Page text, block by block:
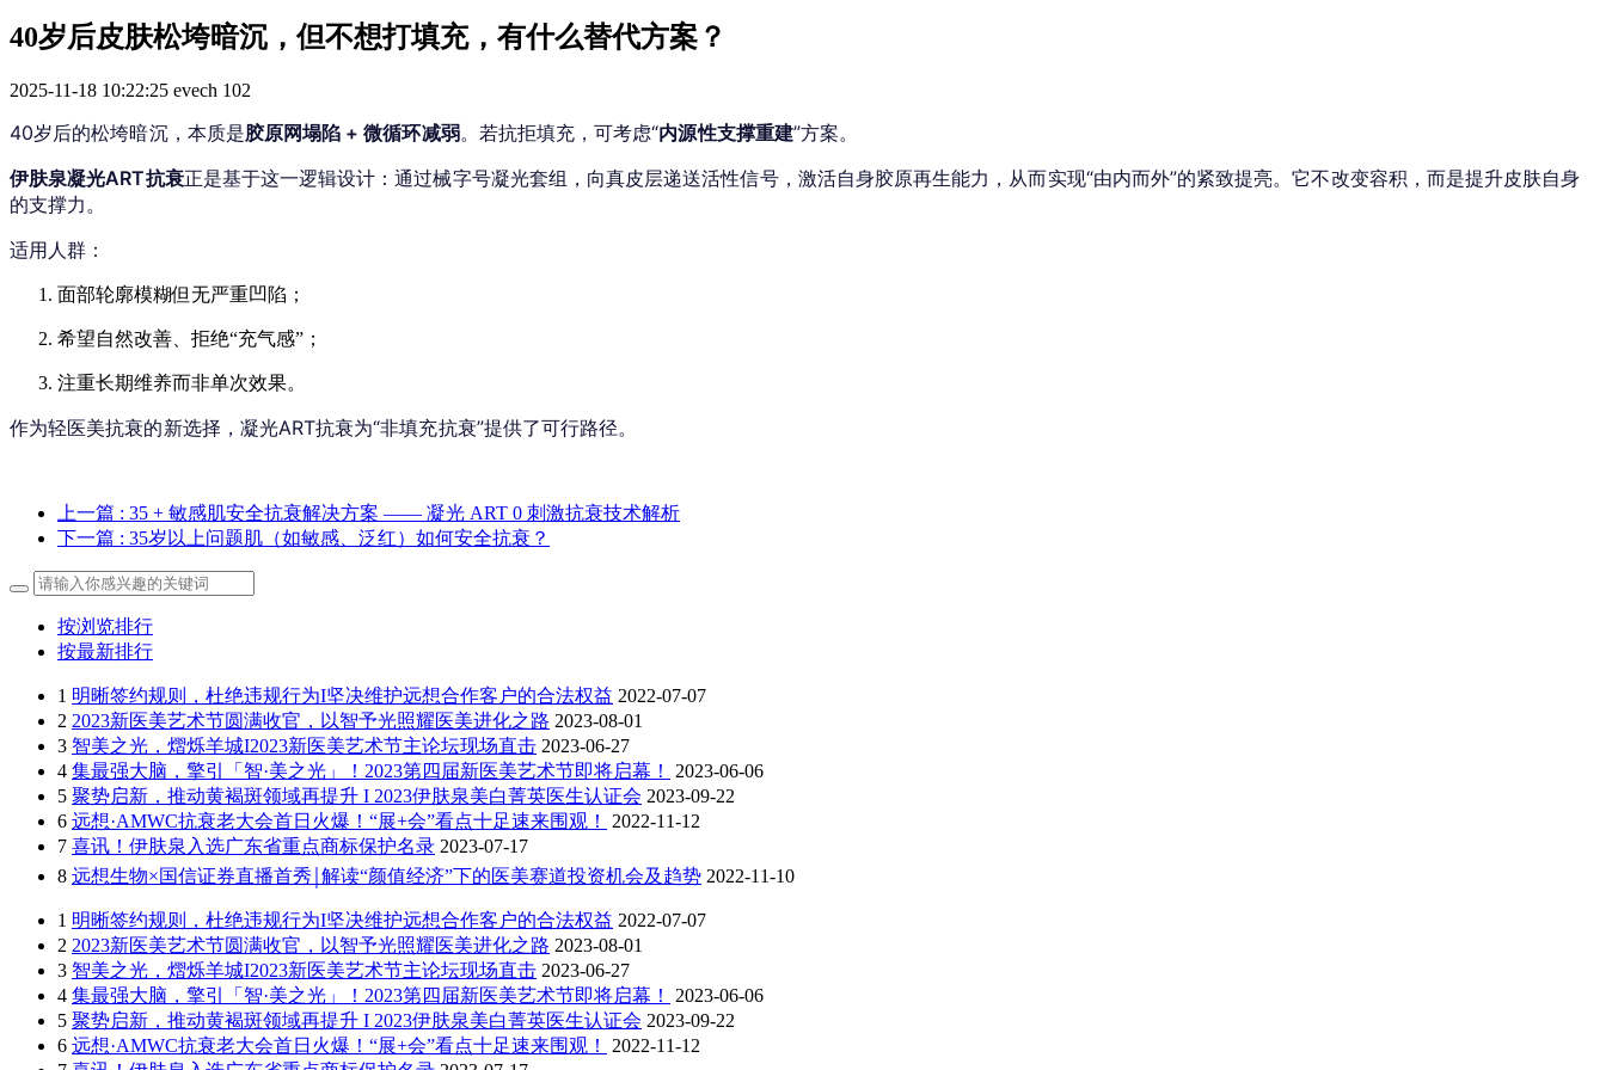
40岁后皮肤松垮暗沉，但不想打填充，有什么替代方案？
2025-11-18 10:22:25 evech 102
40岁后的松垮暗沉，本质是胶原网塌陷 + 微循环减弱。若抗拒填充，可考虑“内源性支撑重建”方案。
伊肤泉凝光ART抗衰正是基于这一逻辑设计：通过械字号凝光套组，向真皮层递送活性信号，激活自身胶原再生能力，从而实现“由内而外”的紧致提亮。它不改变容积，而是提升皮肤自身
的支撑力。
适用人群：
面部轮廓模糊但无严重凹陷；
希望自然改善、拒绝“充气感”；
注重长期维养而非单次效果。
作为轻医美抗衰的新选择，凝光ART抗衰为“非填充抗衰”提供了可行路径。
上一篇 : 35 + 敏感肌安全抗衰解决方案 —— 凝光 ART 0 刺激抗衰技术解析
下一篇 : 35岁以上问题肌（如敏感、泛红）如何安全抗衰？
按浏览排行
按最新排行
1 明晰签约规则，杜绝违规行为I坚决维护远想合作客户的合法权益 2022-07-07
2 2023新医美艺术节圆满收官，以智予光照耀医美进化之路 2023-08-01
3 智美之光，熠烁羊城I2023新医美艺术节主论坛现场直击 2023-06-27
4 集最强大脑，擎引「智·美之光」！2023第四届新医美艺术节即将启幕！
2023-06-06
5 聚势启新，推动黄褐斑领域再提升 I 2023伊肤泉美白菁英医生认证会 2023-09-22
6 远想·AMWC抗衰老大会首日火爆！“展+会”看点十足速来围观！
2022-11-12
7 喜讯！伊肤泉入选广东省重点商标保护名录 2023-07-17
8 远想生物×国信证券直播首秀￨解读“颜值经济”下的医美赛道投资机会及趋势 2022-11-10
1 明晰签约规则，杜绝违规行为I坚决维护远想合作客户的合法权益 2022-07-07
2 2023新医美艺术节圆满收官，以智予光照耀医美进化之路 2023-08-01
3 智美之光，熠烁羊城I2023新医美艺术节主论坛现场直击 2023-06-27
4 集最强大脑，擎引「智·美之光」！2023第四届新医美艺术节即将启幕！
2023-06-06
5 聚势启新，推动黄褐斑领域再提升 I 2023伊肤泉美白菁英医生认证会 2023-09-22
6 远想·AMWC抗衰老大会首日火爆！“展+会”看点十足速来围观！
2022-11-12